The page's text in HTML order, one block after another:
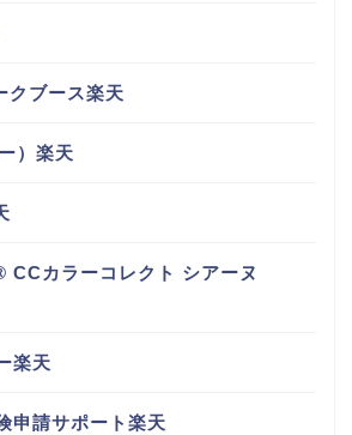
クブース楽天
）楽天
CCカラーコレクト シアーヌ
楽天
申請サポート楽天